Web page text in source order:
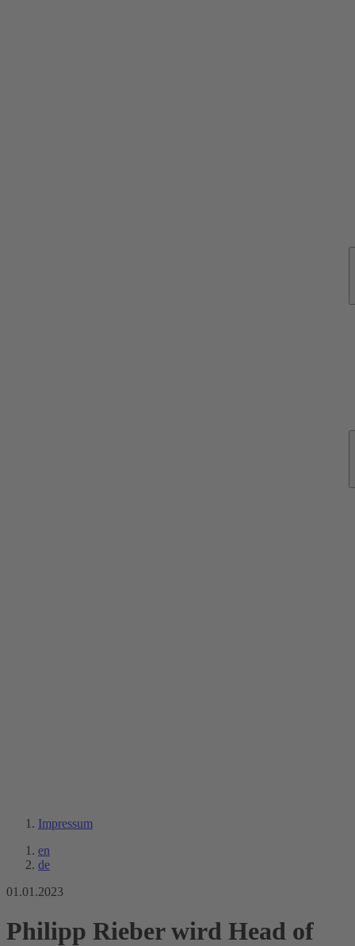
Impressum
en
de
01.01.2023
Philipp Rieber wird Head of